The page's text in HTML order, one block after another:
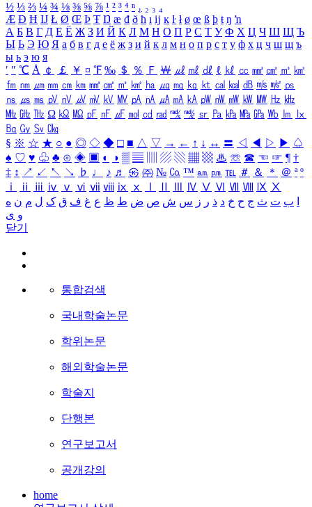
½ ⅓ ⅔ ¼ ¾ ⅛ ⅜ ⅝ ⅞ ¹ ² ³ ⁴ ⁿ ₁ ₂ ₃ ₄
Æ Ð Ħ Ĳ Ł Ø Œ Þ Ŧ Ŋ æ đ ð ħ ı ĳ ĸ ŀ ł ø œ ß þ ŧ ŋ ŉ
А Б В Г Д Е Ё Ж З И Й К Л М Н О П Р С Т У Ф Х Ц Ч Ш Щ Ъ
Ы Ь Э Ю Я а б в г д е ё ж з и й к л м н о п р с т у ф х ц ч ш щ ъ
ы ь э ю я
′ ″ ℃ Å ￠ ￡ ￥ ¤ ℉ ‰ ＄ ％ Ｆ ￦ ㎕ ㎖ ㎗ ℓ ㎘ ㏄ ㎣ ㎤ ㎥ ㎦
㎙ ㎚ ㎛ ㎜ ㎝ ㎞ ㎟ ㎠ ㎡ ㎢ ㏊ ㎍ ㎎ ㎏ ㏏ ㎈ ㎉ ㏈ ㎧ ㎨ ㎰
㎱ ㎲ ㎳ ㎴ ㎵ ㎶ ㎷ ㎸ ㎹ ㎀ ㎁ ㎂ ㎃ ㎄ ㎺ ㎻ ㎽ ㎾ ㎿ ㎐ ㎑
㎒ ㎓ ㎔ Ω ㏀ ㏁ ㎊ ㎋ ㎌ ㏖ ㏅ ㎭ ㎮ ㎯ ㏛ ㎩ ㎪ ㎫ ㎬ ㏝ ㏐
㏓
㏃ ㏉ ㏜ ㏆
§ ※ ☆ ★ ○ ● ◎ ◇ ◆ □ ■ △ ▽ → ← ↑ ↓ ↔ 〓 ◁ ◀ ▷ ▶ ♤
♠ ♡ ♥ ♧ ♣ ⊙ ◈ ▣ ◐ ◑ ▒ ▤ ▨ ▧ ▦ ▩ ♨ ☏ ☎ ☜ ☞ ¶ †
‡ ↕ ↗ ↙ ↖ ↘ ♭ ♩ ♪ ♬ ㉿ ㈜ № ㏇ ™ ㏂ ㏘ ℡ ＃ ＆ ＊ ＠ ª º
ⅰ
ⅱ ⅲ ⅳ ⅴ ⅵ ⅶ ⅷ ⅸ ⅹ Ⅳ Ⅴ Ⅵ Ⅶ Ⅷ Ⅸ Ⅹ
ب ت ث ج ح خ د ذ ر ز س ش ص ض ط ظ ع غ ف ق ک ل م ن ه
و ی
닫기
통합검색
국내학술논문
학위논문
해외학술논문
학술지
단행본
연구보고서
공개강의
home